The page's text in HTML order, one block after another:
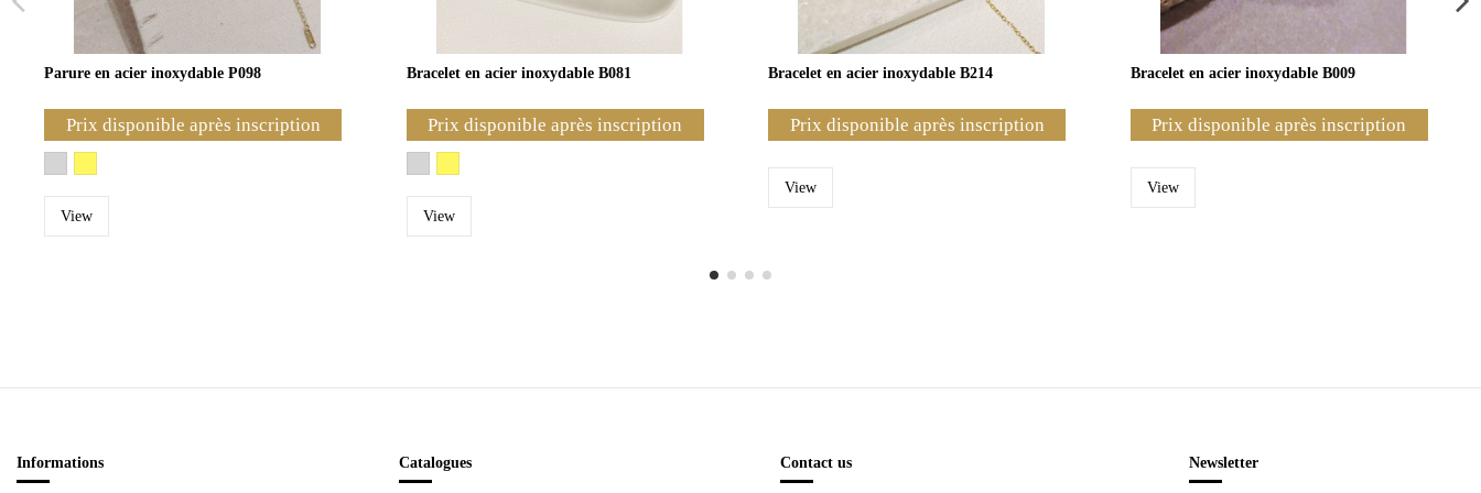
Parure en acier inoxydable P098
Prix disponible après inscription
View
Bracelet en acier inoxydable B081
Prix disponible après inscription
View
Bracelet en acier inoxydable B214
Prix disponible après inscription
View
Bracelet en acier inoxydable B009
Prix disponible après inscription
View
Informations Catalogues Contact us Newsletter